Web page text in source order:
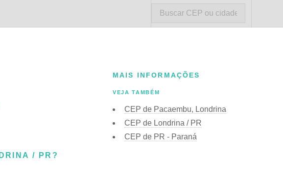
/ PR?
MAIS INFORMAÇÕES
VEJA TAMBÉM
CEP de Pacaembu, Londrina
CEP de Londrina / PR
CEP de PR - Paraná